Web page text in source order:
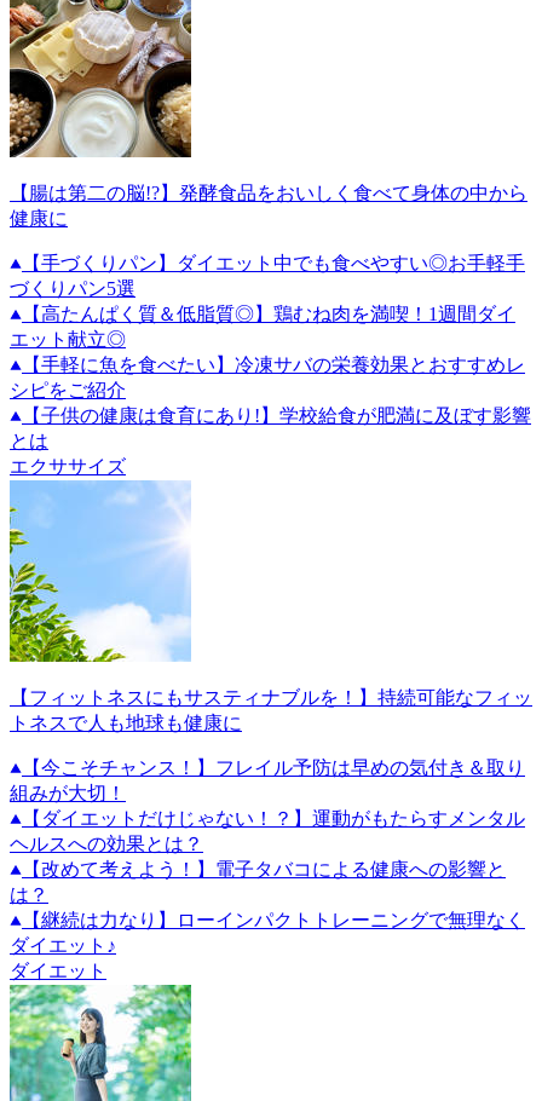
【腸は第二の脳!?】発酵食品をおいしく食べて身体の中から
健康に
【手づくりパン】ダイエット中でも食べやすい◎お手軽手
づくりパン5選
【高たんぱく質＆低脂質◎】鶏むね肉を満喫！1週間ダイ
エット献立◎
【手軽に魚を食べたい】冷凍サバの栄養効果とおすすめレ
シピをご紹介
【子供の健康は食育にあり!】学校給食が肥満に及ぼす影響
とは
エクササイズ
【フィットネスにもサスティナブルを！】持続可能なフィッ
トネスで人も地球も健康に
【今こそチャンス！】フレイル予防は早めの気付き＆取り
組みが大切！
【ダイエットだけじゃない！？】運動がもたらすメンタル
ヘルスへの効果とは？
【改めて考えよう！】電子タバコによる健康への影響と
は？
【継続は力なり】ローインパクトトレーニングで無理なく
ダイエット♪
ダイエット